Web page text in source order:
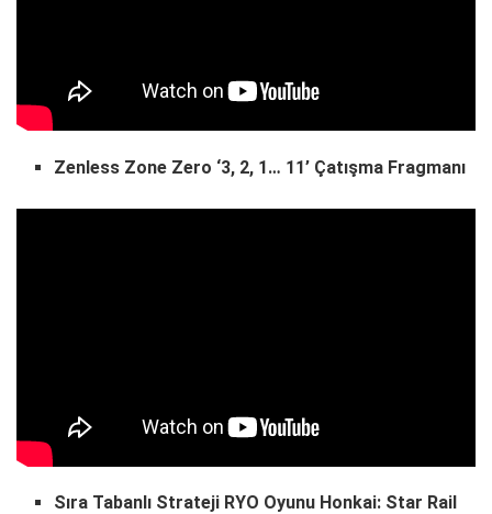
Zenless Zone Zero ‘3, 2, 1… 11’ Çatışma Fragmanı
Sıra Tabanlı Strateji RYO Oyunu Honkai: Star Rail